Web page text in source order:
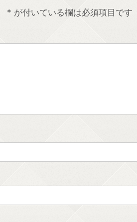
* が付いている欄は必須項目です